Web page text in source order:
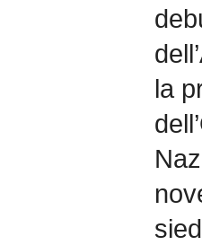
la